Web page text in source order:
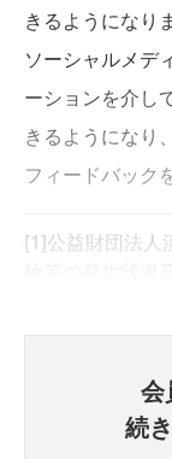
きるようになり
ソーシャルメデ
ーションを介し
きるようになり
フィードバック
[1]公益財団法人
会
続